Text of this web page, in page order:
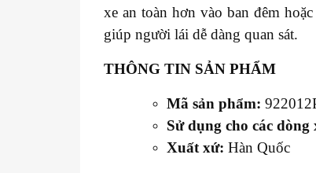
xe an toàn hơn vào ban đêm
giúp người lái dễ dàng quan sát.
THÔNG TIN SẢN PHẨM
Mã sản phẩm:
Sử dụng cho các dòng
Xuất xứ: Hàn Quốc